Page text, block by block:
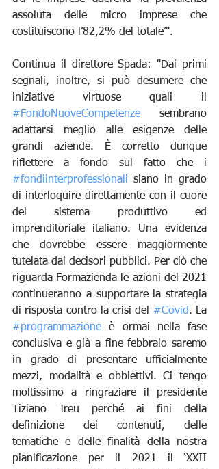
assoluta delle micro imprese che
costituiscono l’82,2% del totale’".
Continua il direttore Spada: "Dai primi
segnali, inoltre, si può desumere che
#FondoNuoveCompetenze sembrano
adattarsi meglio alle esigenze delle
grandi aziende. È corretto dunque
#fondiinterprofessionali siano in grado
di interloquire direttamente con il cuore
del sistema produttivo ed
imprenditoriale italiano. Una evidenza
che dovrebbe essere maggiormente
tutelata dai decisori pubblici. Per ciò che
riguarda Formazienda le azioni del 2021
continueranno a supportare la strategia
di risposta contro la crisi del #Covid
#programmazione è ormai nella fase
conclusiva e già a fine febbraio saremo
in grado di presentare ufficialmente
mezzi, modalità e obbiettivi. Ci tengo
moltissimo a ringraziare il presidente
Tiziano Treu perché ai fini della
definizione dei contenuti, delle
tematiche e delle finalità della nostra